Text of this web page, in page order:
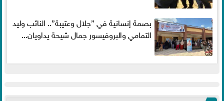
بصمة إنسانية في ”جلال وعتيبة”.. النائب وليد
التمامي والبروفيسور جمال شيحة يداويان...